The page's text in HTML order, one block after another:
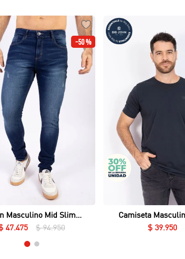
-50 %
Vista rápida
Masculino Mid Slim
Essential
47.475 $ 94.950
Vista rápida
Camiseta
$ 39 950